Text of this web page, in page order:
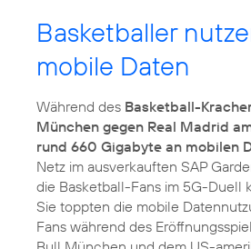
Basketballer
mobile Daten
Während des Basketball-
München gegen Real Madrid
rund 660 Gigabyte an mobilen
Netz im ausverkauften SAP
die Basketball-Fans im 5G-Duell
Sie toppten die mobile
Fans während des